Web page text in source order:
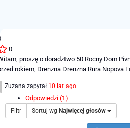
0
proszę o doradztwo 50 Rocny Dom
rokiem, Drenzna Drenzna Rura Nopova
Zuzana zapytał 10 lat ago
Odpowiedzi (1)
Filtr Sortuj wg Najwięcej głosów